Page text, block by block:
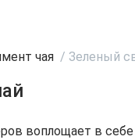
чая / Зеленый
воплощает в